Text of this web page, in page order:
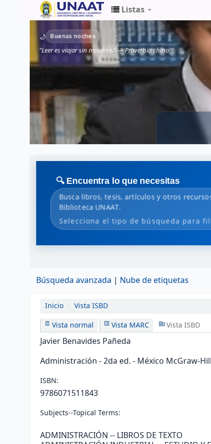
Biblioteca
Unaat
Listas
🌙 Buenas noches
"Leer es viajar sin moverse." — Proverbio chino
🔍 Encuentra lo que necesitas
Busca libros, tesis, artículos y otros
Biblioteca UNAAT.
Selecciona el tipo de búsqueda para
Búsqueda avanzada Nube de etiquetas
Inicio › Vista ISBD
Vista normal
Vista MARC Vista ISBD
Javier Benavides Pañeda
Administración - 2da ed. - México McGraw-
ISBN:
9786071511843
Subjects--Topical Terms:
ADMINISTRACIÓN -- LIBROS DE TEXTO